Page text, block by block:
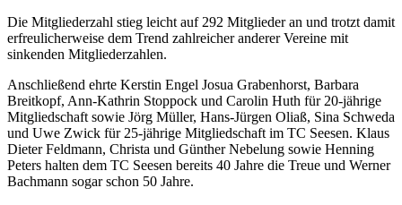
Die Mitgliederzahl stieg leicht auf 292 Mitglieder an und trotzt damit
erfreulicherweise dem Trend zahlreicher anderer Vereine mit
sinkenden Mitgliederzahlen.
Anschließend ehrte Kerstin Engel Josua Grabenhorst, Barbara
Breitkopf, Ann-Kathrin Stoppock und Carolin Huth für 20-jährige
Mitgliedschaft sowie Jörg Müller, Hans-Jürgen Oliaß, Sina Schweda
und Uwe Zwick für 25-jährige Mitgliedschaft im TC Seesen. Klaus
Dieter Feldmann, Christa und Günther Nebelung sowie Henning
Peters halten dem TC Seesen bereits 40 Jahre die Treue und Werner
Bachmann sogar schon 50 Jahre.